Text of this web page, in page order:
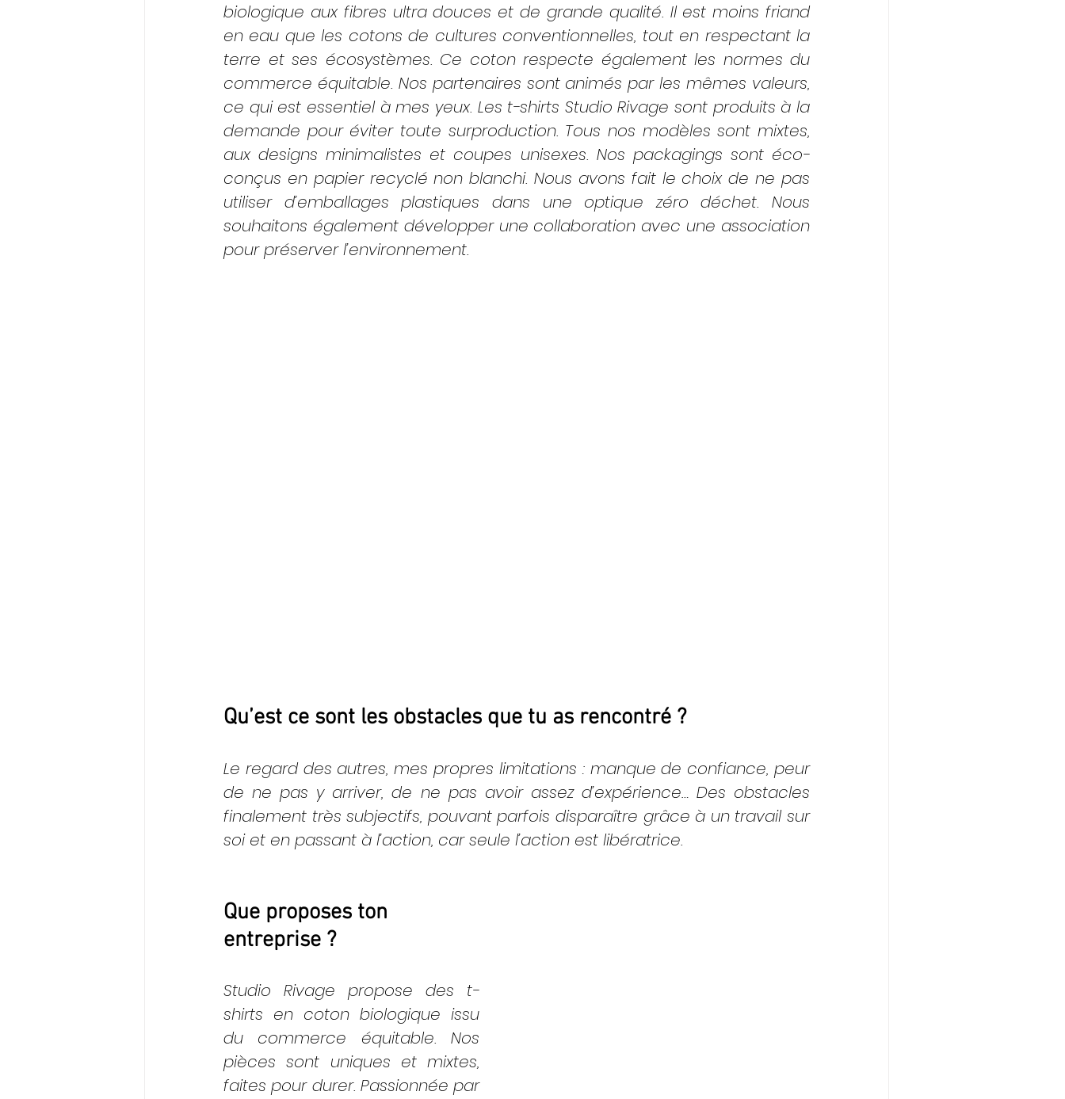
biologique aux fibres ultra douces et de grande qualité. Il est moins friand
en eau que les cotons de cultures conventionnelles, tout en respectant la
terre et ses écosystèmes. Ce coton respecte également les normes du
commerce équitable. Nos partenaires sont animés par les mêmes valeurs,
ce qui est essentiel à mes yeux. Les t-shirts Studio Rivage sont produits à la
demande pour éviter toute surproduction. Tous nos modèles sont mixtes,
aux designs minimalistes et coupes unisexes. Nos packagings sont éco-
conçus en papier recyclé non blanchi. Nous avons fait le choix de ne pas
utiliser d’emballages plastiques dans une optique zéro déchet. Nous
souhaitons également développer une collaboration avec une association
pour préserver l’environnement.
Qu’est ce sont les obstacles que tu as rencontré ?
Le regard des autres, mes propres limitations : manque de confiance, peur
de ne pas y arriver, de ne pas avoir assez d’expérience… Des obstacles
finalement très subjectifs, pouvant parfois disparaître grâce à un travail sur
soi et en passant à l’action, car seule l’action est libératrice.
Que proposes ton
entreprise ?
Studio Rivage propose des t-
shirts en coton biologique issu
du commerce équitable. Nos
pièces sont uniques et mixtes,
faites pour durer. Passionnée par